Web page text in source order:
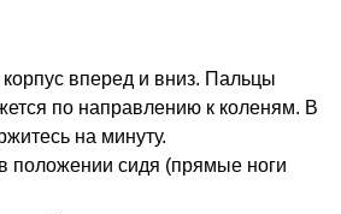
вперед и вниз. Пальцы
по направлению к коленям. В
на минуту.
положении сидя (прямые ноги